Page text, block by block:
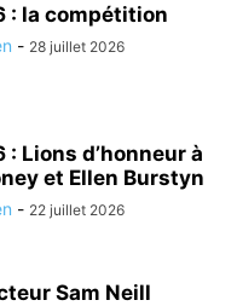
: la compétition
- 28 juillet 2026
Lions d’honneur à
et Ellen Burstyn
- 22 juillet 2026
Sam Neill